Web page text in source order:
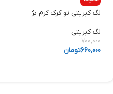
لگ کبریتی تو کرک کرم بژ
لگ کبریتی
700,000
660,000تومان